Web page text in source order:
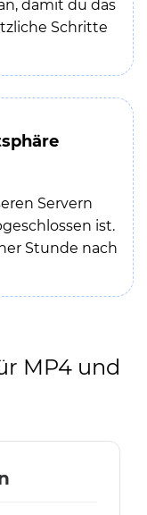
damit du das
Schritte
Servern
ist.
Stunde nach
MP4 und